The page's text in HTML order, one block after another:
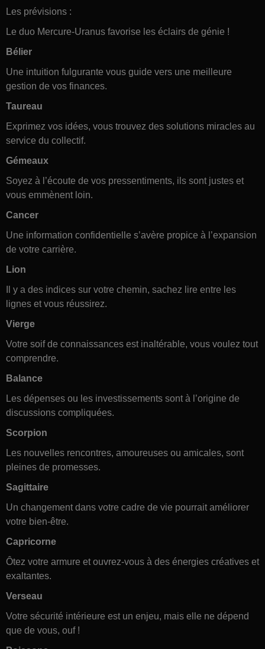
Les prévisions :
Le duo Mercure-Uranus favorise les éclairs de génie !
Bélier
Une intuition fulgurante vous guide vers une meilleure
gestion de vos finances.
Taureau
Exprimez vos idées, vous trouvez des solutions miracles au
service du collectif.
Gémeaux
Soyez à l’écoute de vos pressentiments, ils sont justes et
vous emmènent loin.
Cancer
Une information confidentielle s’avère propice à l’expansion
de votre carrière.
Lion
Il y a des indices sur votre chemin, sachez lire entre les
lignes et vous réussirez.
Vierge
Votre soif de connaissances est inaltérable, vous voulez tout
comprendre.
Balance
Les dépenses ou les investissements sont à l’origine de
discussions compliquées.
Scorpion
Les nouvelles rencontres, amoureuses ou amicales, sont
pleines de promesses.
Sagittaire
Un changement dans votre cadre de vie pourrait améliorer
votre bien-être.
Capricorne
Ôtez votre armure et ouvrez-vous à des énergies créatives et
exaltantes.
Verseau
Votre sécurité intérieure est un enjeu, mais elle ne dépend
que de vous, ouf !